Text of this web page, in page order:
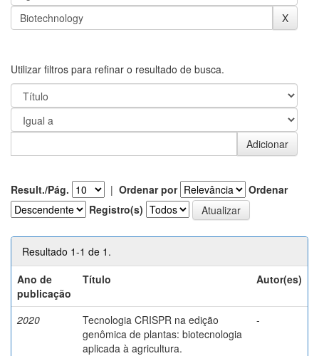
Utilizar filtros para refinar o resultado de busca.
Result./Pág. | Ordenar por
Ordenar
Registro(s)
Resultado 1-1 de 1.
Ano de
publicação
Título Autor(es)
2020
Tecnologia CRISPR na edição
genômica de plantas: biotecnologia
aplicada à agricultura.
-